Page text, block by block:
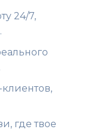
24/7,
где твое